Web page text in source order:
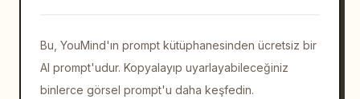
Bu, YouMind'ın prompt kütüphanesinden ücretsiz bir
AI prompt'udur. Kopyalayıp uyarlayabileceğiniz
binlerce görsel prompt'u daha keşfedin.